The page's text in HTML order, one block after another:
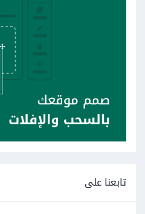
تابعنا على